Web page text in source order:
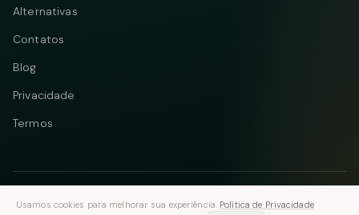
Alternativas
Contatos
Blog
Privacidade
Termos
Usamos cookies para melhorar sua experiência. Política de Privacidade